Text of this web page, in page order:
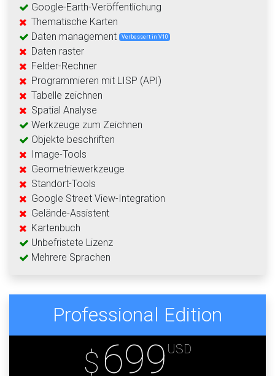
Google-Earth-Veröffentlichung
Thematische Karten
Daten management
Verbessert in V10
Daten raster
Felder-Rechner
Programmieren mit LISP (API)
Tabelle zeichnen
Spatial Analyse
Werkzeuge zum Zeichnen
Objekte beschriften
Image-Tools
Geometriewerkzeuge
Standort-Tools
Google Street View-Integration
Gelände-Assistent
Kartenbuch
Unbefristete Lizenz
Mehrere Sprachen
Professional Edition
$ 699 USD